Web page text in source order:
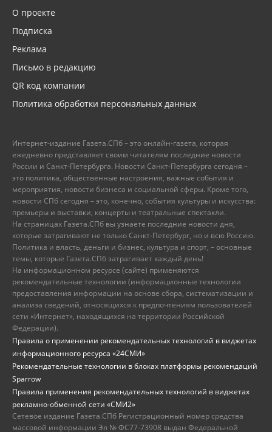
О проекте
Подписка
Реклама
Письмо в редакцию
QR код компании
Политика обработки персональных данных
Интернет-издание Газета.СПб – это онлайн-газета, которая
ежедневно представляет своим читателям последние новости
России и Санкт-Петербурга. Новости Санкт-Петербурга сегодня –
это политика, общественные настроения, важные события и
мероприятия, новости бизнеса и социальной сферы. Кроме того,
новости СПб сегодня – это, конечно, события культуры и искусства:
премьеры и выставки, концерты и театральные спектакли.
На страницах Газета.СПб вы узнаете последние новости дня,
которые затрагивают не только Санкт-Петербург, но и всю Россию.
Политика и власть, деньги и бизнес, культура и спорт, – основные
темы, которые Газета.СПб затрагивает каждый день!
На информационном ресурсе (сайте) применяются
рекомендательные технологии (информационные технологии
предоставления информации на основе сбора, систематизации и
анализа сведений, относящихся к предпочтениям пользователей
сети «Интернет», находящихся на территории Российской
Федерации).
Правила о применении рекомендательных технологий в виджетах
информационного ресурса «24СМИ»
Рекомендательные технологии в блоках платформы рекомендаций
Sparrow
Правила применения рекомендательных технологий в виджетах
рекламно-обменной сети «СМИ2»
Сетевое издание Газета.СПб Регистрационный номер средства
массовой информации Эл № ФС77-73908 выдан Федеральной